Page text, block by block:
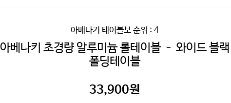
아베나키 테이블보순위 : 4
아베나키 초경량 알루미늄 롤테이블 – 와이드 블랙
폴딩테이블
33,900원